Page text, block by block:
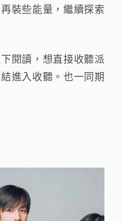
裝些能量，繼續探索
閱讀，想直接收聽派
進入收聽。也一同期